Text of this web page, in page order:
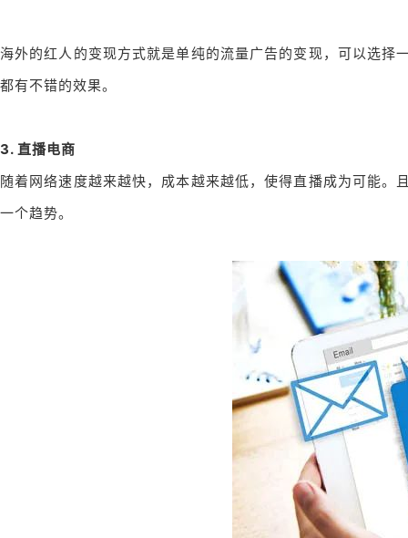
海外的红人的变现方式就是单纯的流量广告的变现，可以选
都有不错的效果。
3. 直播电商
随着网络速度越来越快，成本越来越低，使得直播成为可能
一个趋势。